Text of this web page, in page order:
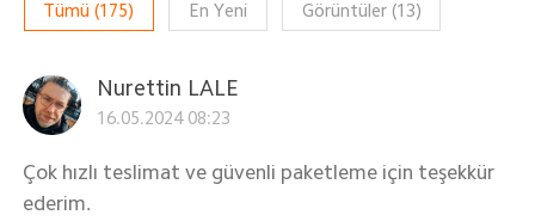
Tümü (175) En Yeni Görüntüler(13)
Nurettin LALE
16.05.2024 08:23
Çok hızlı teslimat ve güvenli paketleme için teşekkür
ederim.